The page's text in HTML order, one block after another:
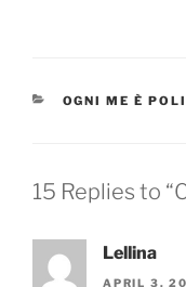
CATEGORIES
OGNI ME È
15 Replies to
Lellina
APRIL 3,